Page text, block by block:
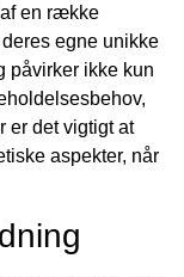
en række
egne unikke
påvirker ikke kun
er det vigtigt at
aspekter, når